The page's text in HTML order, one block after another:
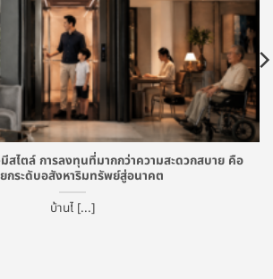
สไตล์ การลงทุนที่มากกว่าความสะดวกสบาย คือ
กระดับอสังหาริมทรัพย์สู่อนาคต
บ้านไ [...]